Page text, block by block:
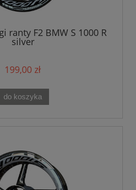
ranty F2 BMW S 1000 R
silver
199,00 zł
do koszyka